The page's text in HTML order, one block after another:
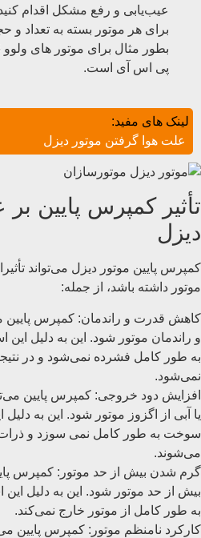
عیب‌یابی و رفع مشکل اقدام
برای هر موتور بسته به تعداد
پی اس آی است.
لینک های مفید:
علت هوا گرفتن موتور دیزل
تأثیر کمپرس پایین بر
دیزل
کمپرس پایین موتور دیزل می‌تواند
موتور داشته باشد، از جمله:
کاهش قدرت و راندمان: کمپرس پایین
و راندمان موتور شود. این به دلیل
به طور کامل فشرده نمی‌شود و در
نمی‌شود.
افزایش دود خروجی: کمپرس پایین
یا آبی از اگزوز موتور شود. این به
سوخت به طور کامل نمی سوزد و ذرات
می‌شوند.
گرم شدن بیش از حد موتور: کمپرس
بیش از حد موتور شود. این به دلیل
به طور کامل از موتور خارج نمی‌کند.
کارکرد نامنظم موتور: کمپرس پایین